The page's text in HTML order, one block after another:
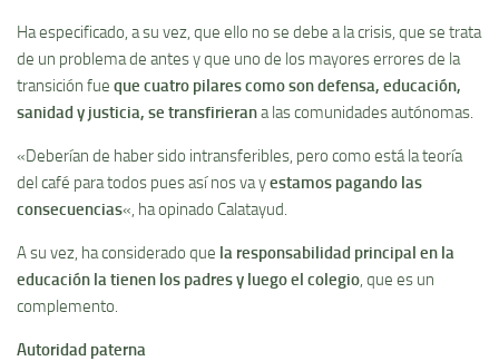
Ha especificado, a su vez, que ello no se debe a la crisis, que se trata
de un problema de antes y que uno de los mayores errores de la
transición fue que cuatro pilares como son defensa, educación,
sanidad y justicia, se transfirierana las comunidades autónomas.
«Deberí­an de haber sido intransferibles, pero como está la teorí­a
del café para todos pues así­ nos va yestamos pagando las
consecuencias«, ha opinado Calatayud.
A su vez, ha considerado que la responsabilidad principal en la
educación la tienen los padres y luego el colegio, que es un
complemento.
Autoridad paterna